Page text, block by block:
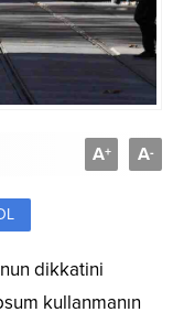
A+ A-
dikkatini
kullanmanın